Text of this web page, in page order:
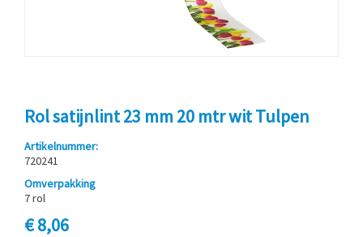
Rol satijnlint 23 mm 20 mtr wit Tulpen
Artikelnummer:
720241
Omverpakking
7 rol
€ 8,06